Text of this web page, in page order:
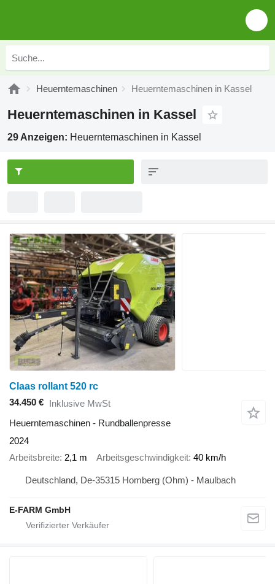
Heuerntemaschinen Heuerntemaschinen in Kassel
Heuerntemaschinen in Kassel
29 Anzeigen: Heuerntemaschinen in Kassel
Claas rollant 520 rc
34.450 € Inklusive MwSt
Heuerntemaschinen - Rundballenpresse
2024
Arbeitsbreite 2,1 m Arbeitsgeschwindigkeit 40 km/h
Deutschland, De-35315 Homberg (Ohm) - Maulbach
E-FARM GmbH